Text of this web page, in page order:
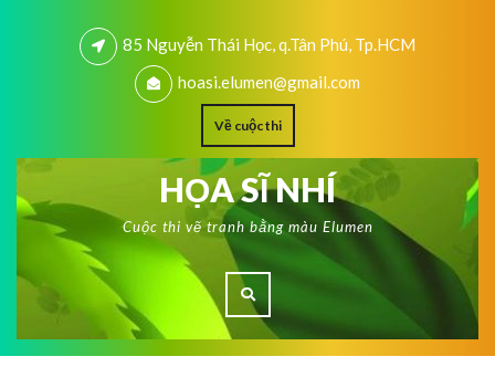
85 Nguyễn Thái Học, q.Tân Phú, Tp.HCM
hoasi.elumen@gmail.com
Về cuộc thi
HỌA SĨ NHÍ
Cuộc thi vẽ tranh bằng màu Elumen